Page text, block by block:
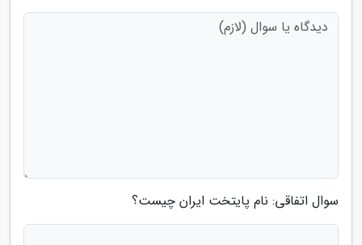
سوال اتفاقی: نام پایتخت ایران چیست؟